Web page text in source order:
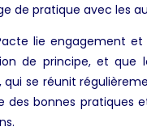
de pratique avec les
lie engagement
de principe, et
qui se réunit
bonnes pratiques